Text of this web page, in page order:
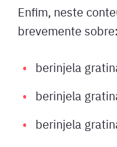
Enfim, neste
brevemente sobre:
berinjela
berinjela
berinjela